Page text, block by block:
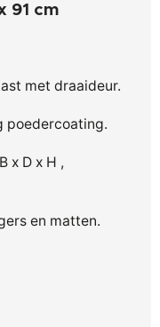
91 cm
met draaideur.
poedercoating.
x D x H ,
en matten.